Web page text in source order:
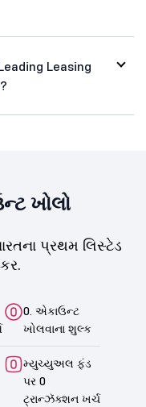
Leasing
ખોલો
પ્રથમ લિસ્ટેડ
0. એકાઉન્ટ
ખોલવાના શુલ્ક
મ્યુચ્યુઅલ ફંડ
પર 0
ટ્રાન્ઝૅક્શન ખર્ચ